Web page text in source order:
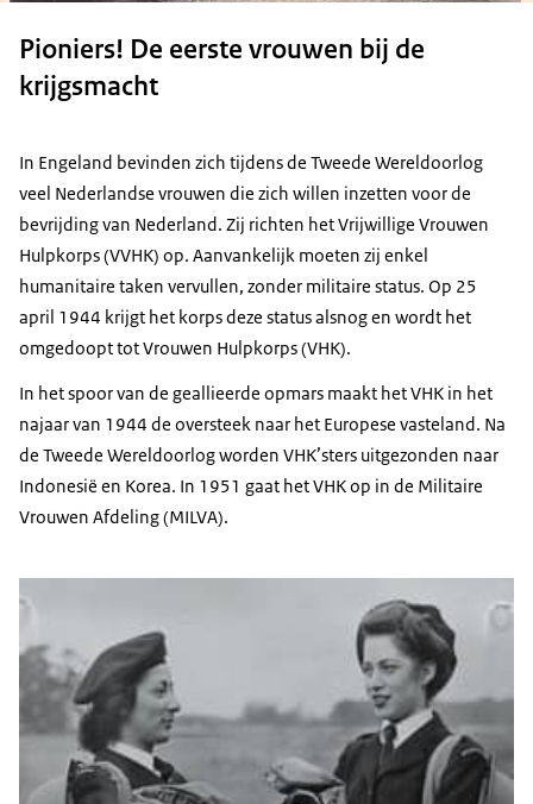
Pioniers! De eerste vrouwen bij de
krijgsmacht
In Engeland bevinden zich tijdens de Tweede Wereldoorlog
veel Nederlandse vrouwen die zich willen inzetten voor de
bevrijding van Nederland. Zij richten het Vrijwillige Vrouwen
Hulpkorps (VVHK) op. Aanvankelijk moeten zij enkel
humanitaire taken vervullen, zonder militaire status. Op 25
april 1944 krijgt het korps deze status alsnog en wordt het
omgedoopt tot Vrouwen Hulpkorps (VHK).
In het spoor van de geallieerde opmars maakt het VHK in het
najaar van 1944 de oversteek naar het Europese vasteland. Na
de Tweede Wereldoorlog worden VHK’sters uitgezonden naar
Indonesië en Korea. In 1951 gaat het VHK op in de Militaire
Vrouwen Afdeling (MILVA).